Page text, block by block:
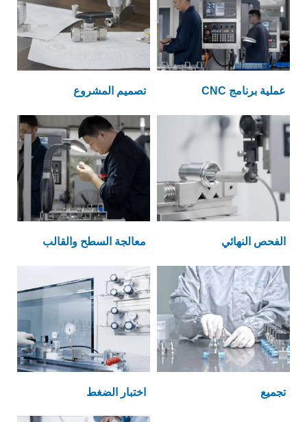
تصميم المشروع عملية برنامج CNC
معالجة السطح والقالب الفحص النهائي
اختبار الضغط تجميع